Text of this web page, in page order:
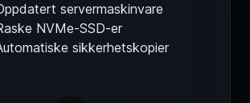
servermaskinvare
NVMe-SSD-er
sikkerhetskopier